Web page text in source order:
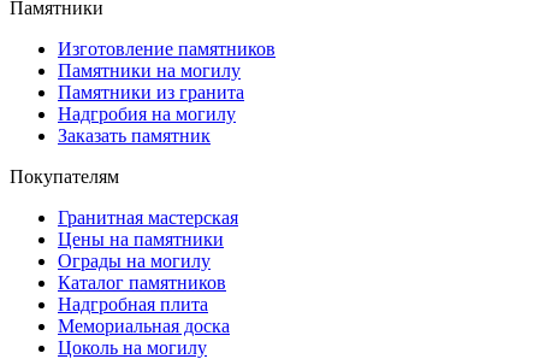
Памятники
Изготовление памятников
Памятники на могилу
Памятники из гранита
Надгробия на могилу
Заказать памятник
Покупателям
Гранитная мастерская
Цены на памятники
Ограды на могилу
Каталог памятников
Надгробная плита
Мемориальная доска
Цоколь на могилу